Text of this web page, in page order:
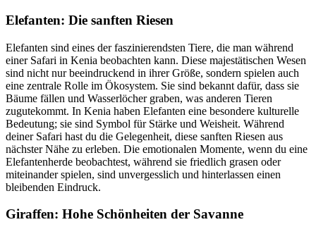
Elefanten: Die sanften Riesen
Elefanten sind eines der faszinierendsten Tiere, die man während
einer Safari in Kenia beobachten kann. Diese majestätischen Wesen
sind nicht nur beeindruckend in ihrer Größe, sondern spielen auch
eine zentrale Rolle im Ökosystem. Sie sind bekannt dafür, dass sie
Bäume fällen und Wasserlöcher graben, was anderen Tieren
zugutekommt. In Kenia haben Elefanten eine besondere kulturelle
Bedeutung; sie sind Symbol für Stärke und Weisheit. Während
deiner Safari hast du die Gelegenheit, diese sanften Riesen aus
nächster Nähe zu erleben. Die emotionalen Momente, wenn du eine
Elefantenherde beobachtest, während sie friedlich grasen oder
miteinander spielen, sind unvergesslich und hinterlassen einen
bleibenden Eindruck.
Giraffen: Hohe Schönheiten der Savanne